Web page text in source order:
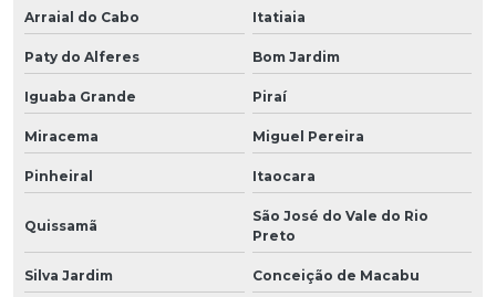
Arraial do Cabo Itatiaia
Paty do Alferes Bom Jardim
Iguaba Grande Piraí
Miracema Miguel Pereira
Pinheiral Itaocara
Quissamã
São José do Vale do Rio
Preto
Silva Jardim Conceição de Macabu